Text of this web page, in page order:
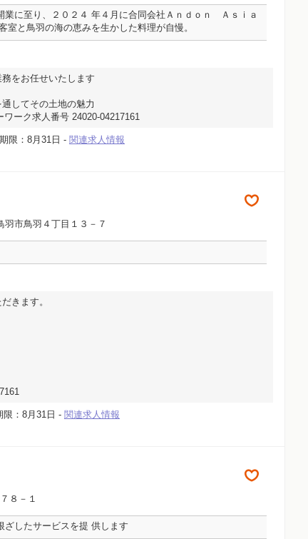
業に至り、２０２４ 年４月に合同会社Ａｎｄｏｎ Ａｓｉａ
と鳥羽の海の恵みを生かした料理が自慢。
をお任せいたします
してその土地の魅力
ーク求人番号 24020-04217161
限：8月31日 - 関連求人情報
羽市鳥羽４丁目１３－７
きます。
限：8月31日 - 関連求人情報
８－１
ざしたサービスを提 供します